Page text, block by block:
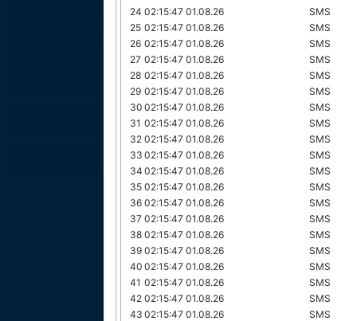
24 02:15:47 01.08.26
SMS
25 02:15:47 01.08.26
SMS
26 02:15:47 01.08.26
SMS
27 02:15:47 01.08.26
SMS
28 02:15:47 01.08.26
SMS
29 02:15:47 01.08.26
SMS
30 02:15:47 01.08.26
SMS
31 02:15:47 01.08.26
SMS
32 02:15:47 01.08.26
SMS
33 02:15:47 01.08.26
SMS
34 02:15:47 01.08.26
SMS
35 02:15:47 01.08.26
SMS
36 02:15:47 01.08.26
SMS
37 02:15:47 01.08.26
SMS
38 02:15:47 01.08.26
SMS
39 02:15:47 01.08.26
SMS
40 02:15:47 01.08.26
SMS
41 02:15:47 01.08.26
SMS
42 02:15:47 01.08.26
SMS
43 02:15:47 01.08.26
SMS